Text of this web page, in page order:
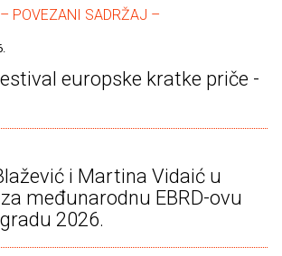
– POVEZANI SADRŽAJ –
europske kratke priče -
i Martina Vidaić u
međunarodnu EBRD-ovu
2026.